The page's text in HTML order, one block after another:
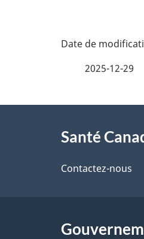
D
a
2025-12-29
proposSanté
Contactez-nous